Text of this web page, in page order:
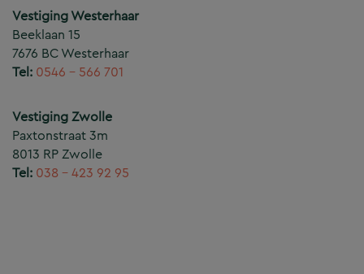
Vestiging Westerhaar
Beeklaan 15
7676 BC Westerhaar
Tel: 0546 – 566 701
Vestiging Zwolle
Paxtonstraat 3m
8013 RP Zwolle
Tel: 038 – 423 92 95